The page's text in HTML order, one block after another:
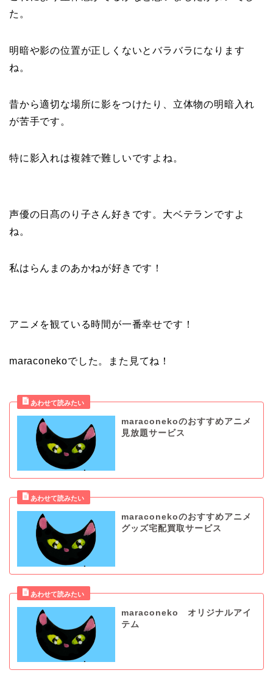
た。
明暗や影の位置が正しくないとバラバラになります
ね。
昔から適切な場所に影をつけたり、立体物の明暗入れ
が苦手です。
特に影入れは複雑で難しいですよね。
声優の日髙のり子さん好きです。大ベテランですよ
ね。
私はらんまのあかねが好きです！
アニメを観ている時間が一番幸せです！
maraconekoでした。また見てね！
maraconekoのおすすめアニメ
見放題サービス
maraconekoのおすすめアニメ
グッズ宅配買取サービス
maraconeko オリジナルアイ
テム